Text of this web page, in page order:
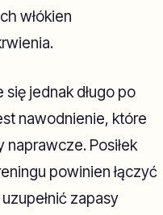
włókien
jednak długo po
nawodnienie, które
Posiłek
powinien łączyć
zapasy